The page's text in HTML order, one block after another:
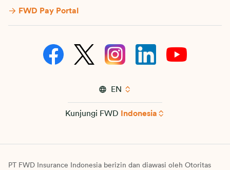
FWD Pay Portal
EN
Kunjungi FWD Indonesia
PT FWD Insurance Indonesia berizin dan diawasi oleh Otoritas